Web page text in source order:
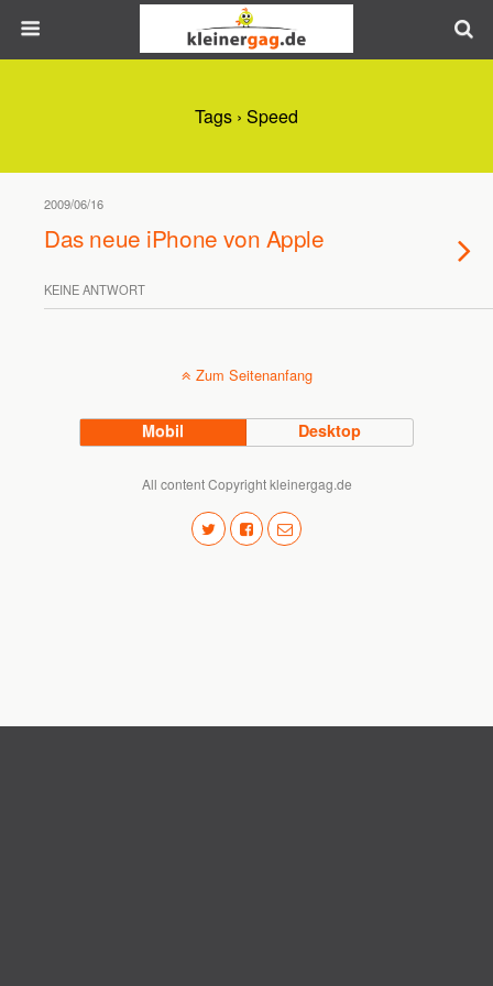
Tags › Speed
2009/06/16
Das neue iPhone von Apple
KEINE ANTWORT
Zum Seitenanfang
Mobil Desktop
All content Copyright kleinergag.de